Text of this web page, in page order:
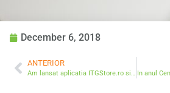
December 6, 2018
ANTERIOR
Am lansat aplicatia ITGStore.ro si pentru telefoanele Android